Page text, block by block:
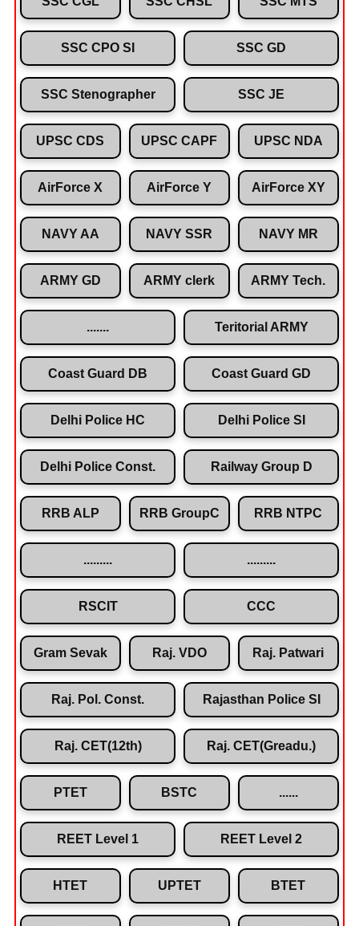
SSC CPO SI SSC GD
SSC Stenographer SSC JE
UPSC CDS UPSC CAPF UPSC NDA
AirForce X AirForce Y AirForce XY
NAVY AA NAVY SSR NAVY MR
ARMY GD ARMY clerk ARMY Tech.
Teritorial ARMY
Coast Guard DB Coast Guard GD
Delhi Police HC Delhi Police SI
Delhi Police Const. Railway Group D
RRB ALP RRB GroupC RRB NTPC
RSCIT CCC
Gram Sevak Raj. VDO Raj. Patwari
Raj. Pol. Const. Rajasthan Police SI
Raj. CET(12th) Raj. CET(Greadu.)
PTET BSTC
REET Level 1 REET Level 2
HTET UPTET BTET